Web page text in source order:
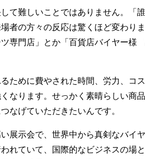
て難しいことではありません。「
者の方々の反応は驚くほど変わ
専門店」とか「百貨店バイヤー
ために費やされた時間、労力、コ
なります。せっかく素晴らしい商
なげていただきたいんです。
展示会で、世界中から真剣なバイ
れていて、国際的なビジネスの場